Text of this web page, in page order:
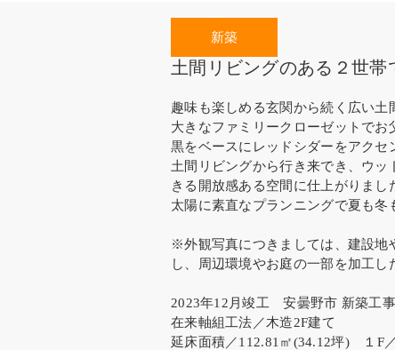
土間リビングのある２世帯
趣味も楽しめる玄関から続く広い土
大きなファミリークローゼットでお
黒をベースにレッドシダーをアクセ
土間リビングから行き来でき、ウ
きる開放感ある空間に仕上がりまし
太陽に素直なプランニングで夏も冬
※外観写真につきましては、建設地
し、周辺環境やお庭の一部を加工し
2023年12月竣工 安曇野市 新築工事
在来軸組工法／木造2F建て
延床面積／112.81㎡(34.12坪) １F